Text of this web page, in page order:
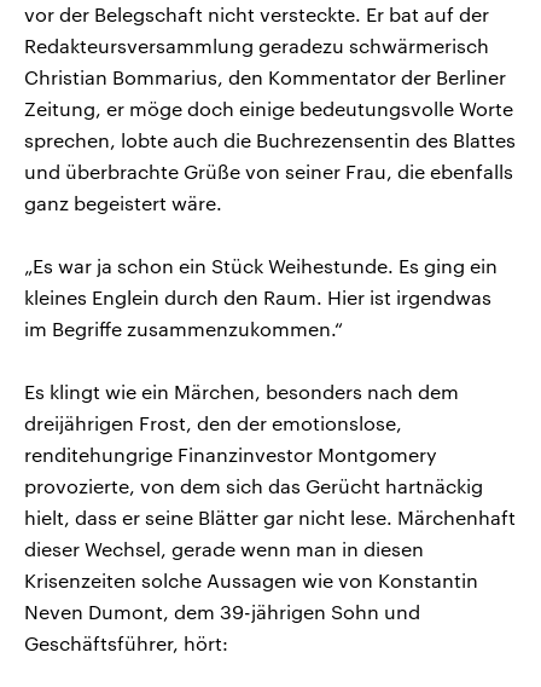
vor der Belegschaft nicht versteckte. Er bat auf der
Redakteursversammlung geradezu schwärmerisch
Christian Bommarius, den Kommentator der Berliner
Zeitung, er möge doch einige bedeutungsvolle Worte
sprechen, lobte auch die Buchrezensentin des Blattes
und überbrachte Grüße von seiner Frau, die ebenfalls
ganz begeistert wäre.
„Es war ja schon ein Stück Weihestunde. Es ging ein
kleines Englein durch den Raum. Hier ist irgendwas
im Begriffe zusammenzukommen.“
Es klingt wie ein Märchen, besonders nach dem
dreijährigen Frost, den der emotionslose,
renditehungrige Finanzinvestor Montgomery
provozierte, von dem sich das Gerücht hartnäckig
hielt, dass er seine Blätter gar nicht lese. Märchenhaft
dieser Wechsel, gerade wenn man in diesen
Krisenzeiten solche Aussagen wie von Konstantin
Neven Dumont, dem 39-jährigen Sohn und
Geschäftsführer, hört: